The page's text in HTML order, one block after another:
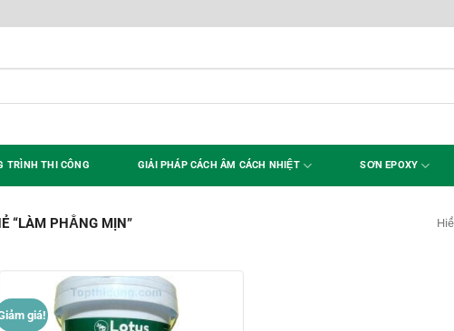
TRÌNH THI CÔNG GIẢI PHÁP CÁCH ÂM CÁCH NHIỆT SƠN EPOXY
“LÀM PHẲNG MỊN”
giá!